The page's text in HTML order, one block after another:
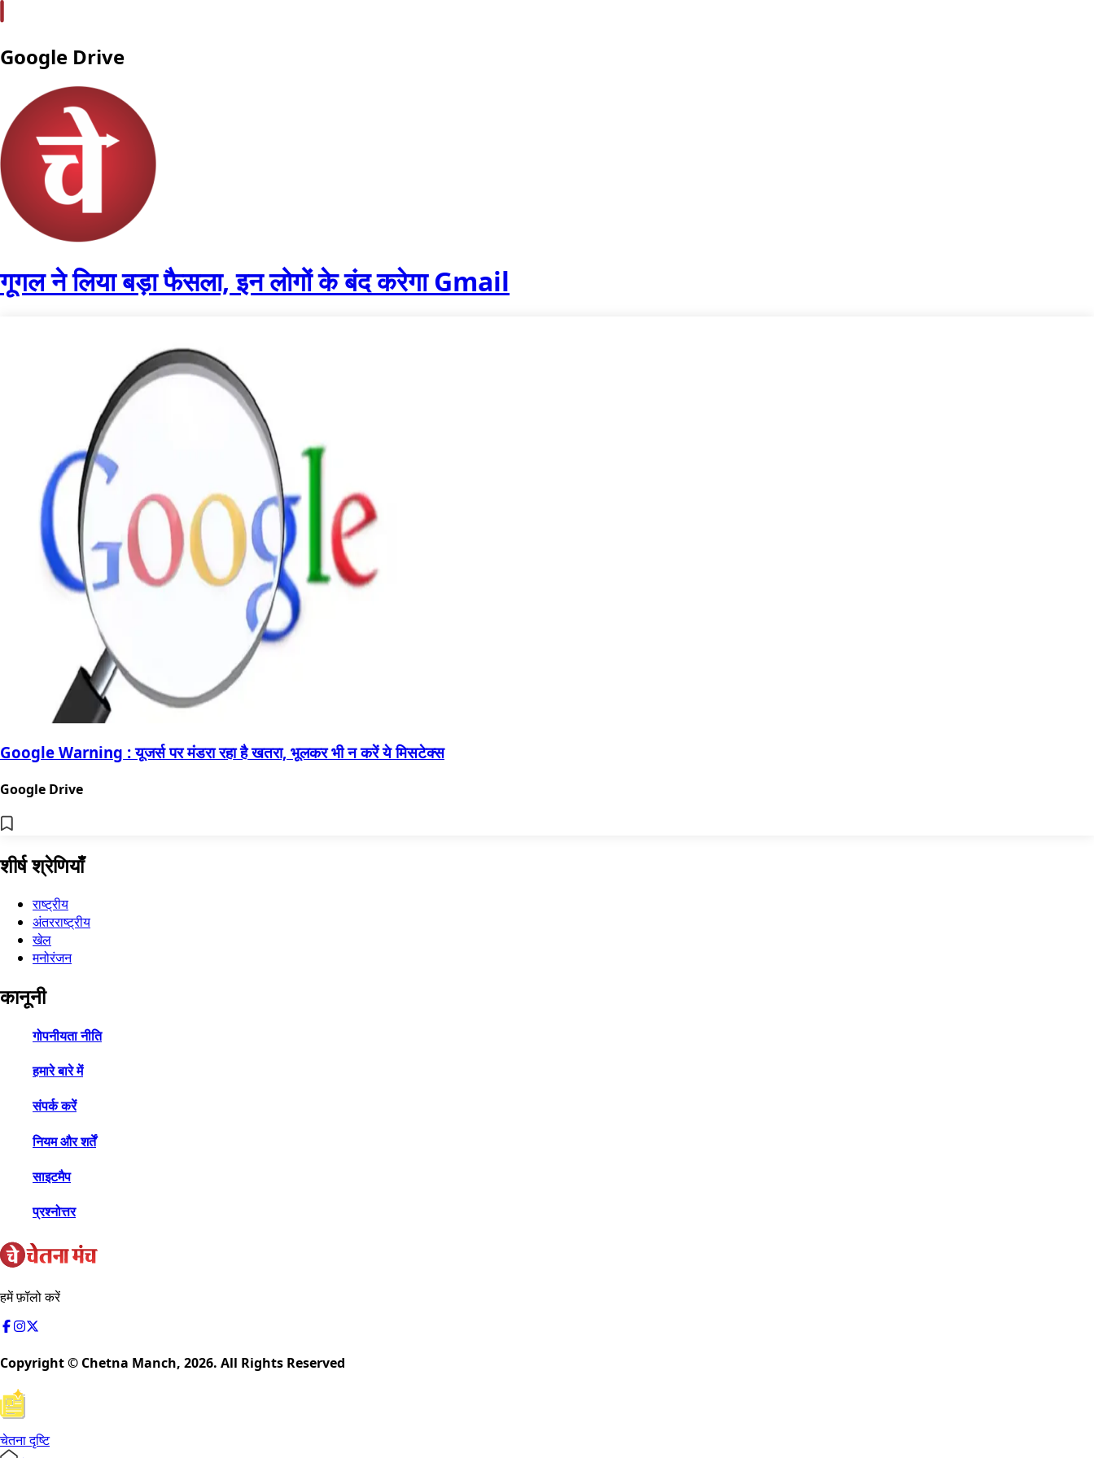
Google Drive
गूगल ने लिया बड़ा फैसला, इन लोगों के बंद करेगा Gmail
Google Warning : यूजर्स पर मंडरा रहा है खतरा, भूलकर भी न करें ये मिसटेक्स
Google Drive
शीर्ष श्रेणियाँ
राष्ट्रीय
अंतरराष्ट्रीय
खेल
मनोरंजन
कानूनी
गोपनीयता नीति
हमारे बारे में
संपर्क करें
नियम और शर्तें
साइटमैप
प्रश्नोत्तर
हमें फ़ॉलो करें
Copyright © Chetna Manch, 2026. All Rights Reserved
चेतना दृष्टि